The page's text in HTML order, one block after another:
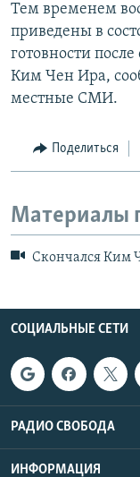
Тем временем
приведены в
готовности
Ким Чен Ира,
местные СМИ.
Поделиться
Материалы
Скончался Ким
СОЦИАЛЬНЫЕ СЕТИ
РАДИО СВОБОДА
ИНФОРМАЦИЯ